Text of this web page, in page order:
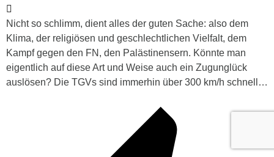
Nicht so schlimm, dient alles der guten Sache: also dem
Klima, der religiösen und geschlechtlichen Vielfalt, dem
Kampf gegen den FN, den Palästinensern. Könnte man
eigentlich auf diese Art und Weise auch ein Zugunglück
auslösen? Die TGVs sind immerhin über 300 km/h schnell…